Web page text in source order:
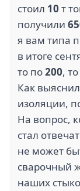
стоил 10 т
получили
я вам типа
в итоге
то по200,
Как
изоляции,
На вопрос,
стал
не может
сварочный
наших